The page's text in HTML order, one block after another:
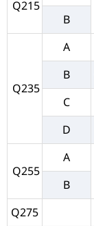
Q215
B
Q235
A
B
C
D
Q255
A
B
Q275